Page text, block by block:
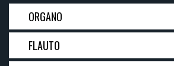
ORGANO
FLAUTO